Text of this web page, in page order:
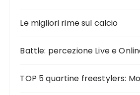
Le migliori rime sul calcio
Battle: percezione Live e
TOP 5 quartine freestylers: